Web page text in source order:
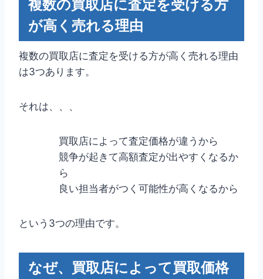
複数の買取店に査定を受ける方
が高く売れる理由
複数の買取店に査定を受ける方が高く売れる理由
は3つあります。
それは、、、
買取店によって査定価格が違うから
競争が起きて高額査定が出やすくなるか
ら
良い担当者がつく可能性が高くなるから
という3つの理由です。
なぜ、買取店によって買取価格